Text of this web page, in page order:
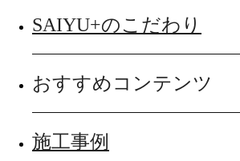
SAIYU+のこだわり
おすすめコンテンツ
施工事例